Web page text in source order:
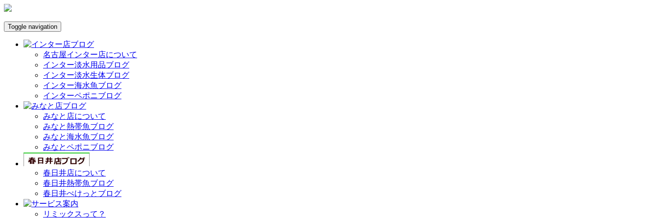
Toggle navigation
名古屋インター店について
インター淡水用品ブログ
インター淡水生体ブログ
インター海水魚ブログ
インターペポニブログ
みなと店について
みなと熱帯魚ブログ
みなと海水魚ブログ
みなとペポニブログ
春日井店について
春日井熱帯魚ブログ
春日井ぺけっとブログ
リミックスって？